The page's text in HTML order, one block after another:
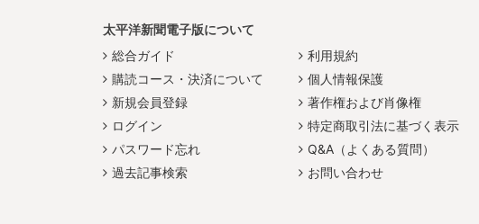
太平洋新聞電子版について
総合ガイド
購読コース・決済について
新規会員登録
ログイン
パスワード忘れ
過去記事検索
利用規約
個人情報保護
著作権および肖像権
特定商取引法に基づく表示
Q&A（よくある質問）
お問い合わせ